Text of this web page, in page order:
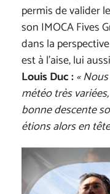
permis de valider
son IMOCA Fives
dans la
est à l’aise, lui
Louis Duc :«
météo très
bonne descente
étions alors en